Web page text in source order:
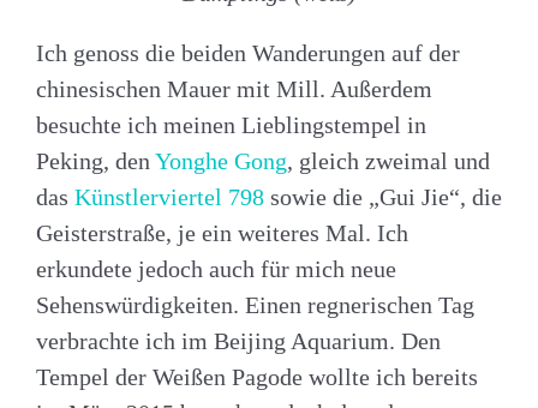
Ich genoss die beiden Wanderungen auf der
chinesischen Mauer mit Mill. Außerdem
besuchte ich meinen Lieblingstempel in
Peking, denYonghe Gong, gleich zweimal und
das Künstlerviertel 798 sowie die „Gui Jie“, die
Geisterstraße, je ein weiteres Mal. Ich
erkundete jedoch auch für mich neue
Sehenswürdigkeiten. Einen regnerischen Tag
verbrachte ich im Beijing Aquarium. Den
Tempel der Weißen Pagode wollte ich bereits